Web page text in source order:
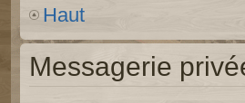
Haut
Messagerie